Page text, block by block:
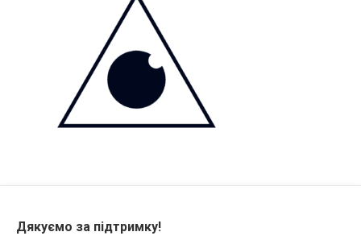
Дякуємо за підтримку!